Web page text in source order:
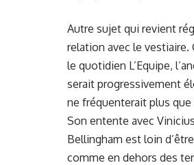
Autre sujet qui revient
relation avec le vestiaire.
le quotidien L’Equipe,
serait progressivement
ne fréquenterait plus
Son entente avec
Bellingham est loin
comme en dehors des